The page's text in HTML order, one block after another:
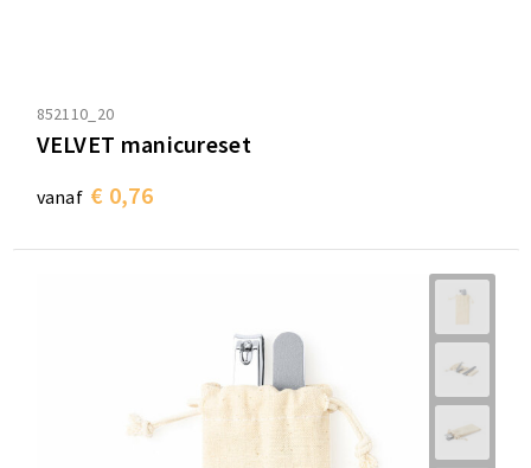
852110_20
VELVET manicureset
vanaf € 0,76